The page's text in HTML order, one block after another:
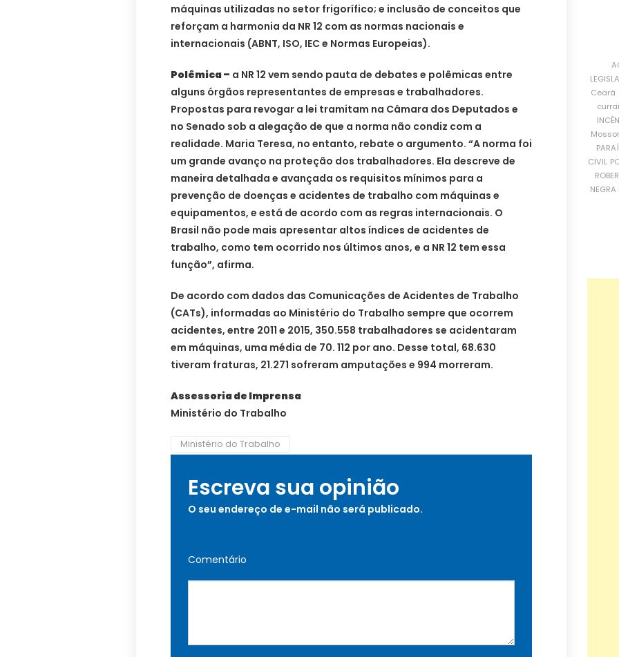
máquinas utilizadas no setor frigorífico; e inclusão de conceitos que
reforçam a harmonia da NR 12 com as normas nacionais e
internacionais (ABNT, ISO, IEC e Normas Europeias).
Polêmica – a NR 12 vem sendo pauta de debates e polêmicas entre
alguns órgãos representantes de empresas e trabalhadores.
Propostas para revogar a lei tramitam na Câmara dos Deputados e
no Senado sob a alegação de que a norma não condiz com a
realidade. Maria Teresa, no entanto, rebate o argumento. “A norma foi
um grande avanço na proteção dos trabalhadores. Ela descreve de
maneira detalhada e avançada os requisitos mínimos para a
prevenção de doenças e acidentes de trabalho com máquinas e
equipamentos, e está de acordo com as regras internacionais. O
Brasil não pode mais apresentar altos índices de acidentes de
trabalho, como tem ocorrido nos últimos anos, e a NR 12 tem essa
função”, afirma.
De acordo com dados das Comunicações de Acidentes de Trabalho
(CATs), informadas ao Ministério do Trabalho sempre que ocorrem
acidentes, entre 2011 e 2015, 350.558 trabalhadores se acidentaram
em máquinas, uma média de 70. 112 por ano. Desse total, 68.630
tiveram fraturas, 21.271 sofreram amputações e 994 morreram.
Assessoria de Imprensa
Ministério do Trabalho
Ministério do Trabalho
Escreva sua opinião
O seu endereço de e-mail não será publicado.
Comentário
Ceará
CIVIL
NEGRA